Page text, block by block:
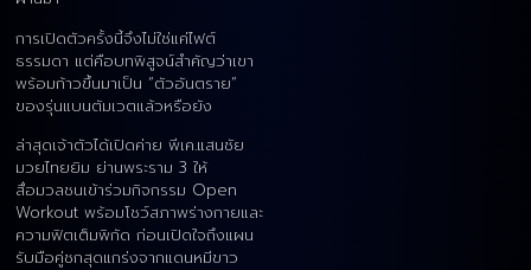
การเปิดตัวครั้งนี้จึงไม่ใช่แค่ไฟต์
ธรรมดา แต่คือบทพิสูจน์สำคัญว่าเขา
พร้อมก้าวขึ้นมาเป็น “ตัวอันตราย”
ของรุ่นแบนตัมเวตแล้วหรือยัง
ล่าสุดเจ้าตัวได้เปิดค่าย พีเค.แสนชัย
มวยไทยยิม ย่านพระราม 3 ให้
สื่อมวลชนเข้าร่วมกิจกรรม Open
Workout พร้อมโชว์สภาพร่างกายและ
ความฟิตเต็มพิกัด ก่อนเปิดใจถึงแผน
รับมือคู่ชกสุดแกร่งจากแดนหมีขาว